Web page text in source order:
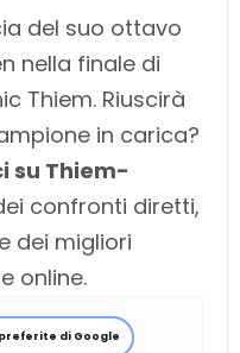
del suo ottavo
nella finale di
Thiem. Riuscirà
in carica?
su Thiem-
confronti diretti,
dei migliori
online.
di Google